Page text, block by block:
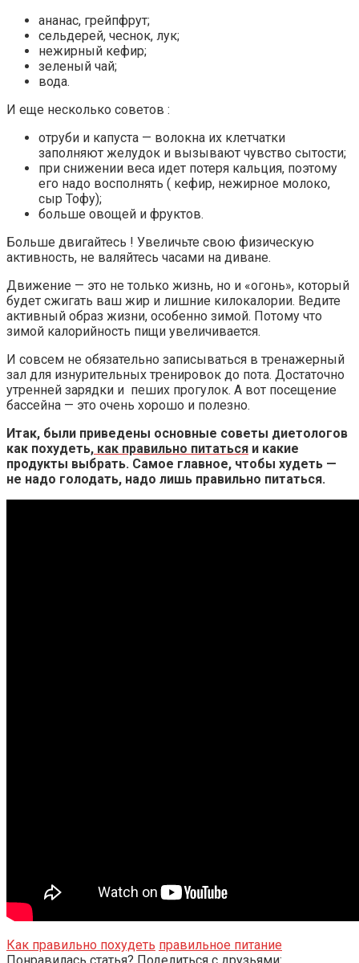
ананас, грейпфрут;
сельдерей, чеснок, лук;
нежирный кефир;
зеленый чай;
вода.
И еще несколько советов :
отруби и капуста — волокна их клетчатки
заполняют желудок и вызывают чувство сытости;
при снижении веса идет потеря кальция, поэтому
его надо восполнять ( кефир, нежирное молоко,
сыр Тофу);
больше овощей и фруктов.
Больше двигайтесь ! Увеличьте свою физическую
активность, не валяйтесь часами на диване.
Движение — это не только жизнь, но и «огонь», который
будет сжигать ваш жир и лишние килокалории. Ведите
активный образ жизни, особенно зимой. Потому что
зимой калорийность пищи увеличивается.
И совсем не обязательно записываться в тренажерный
зал для изнурительных тренировок до пота. Достаточно
утренней зарядки и пеших прогулок. А вот посещение
бассейна — это очень хорошо и полезно.
Итак, были приведены основные советы диетологов
как похудеть, как правильно питаться и какие
продукты выбрать. Самое главное, чтобы худеть —
не надо голодать, надо лишь правильно питаться.
Как правильно похудеть правильное питание
Понравилась статья? Поделиться с друзьями: